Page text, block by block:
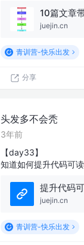
juejin.cn
青训营-快乐出发
分享
头发多不会秃
3年前
【day33】
知道如何提升代码可
提升代码
juejin.cn
青训营-快乐出发